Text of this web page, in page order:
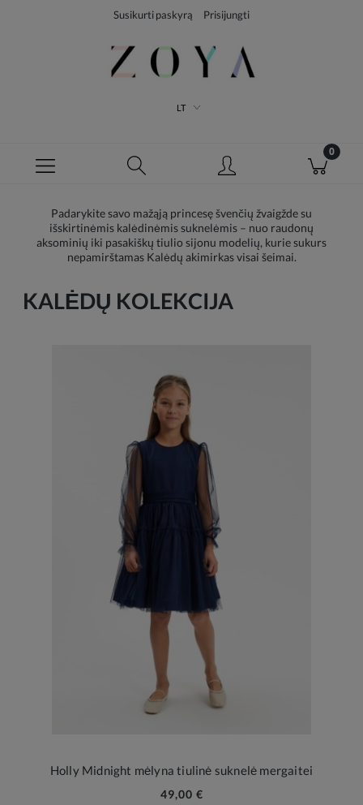
Susikurti paskyrą Prisijungti
LT
Padarykite savo mažąją princesę švenčių žvaigžde su
išskirtinėmis kalėdinėmis suknelėmis – nuo raudonų
aksominių iki pasakiškų tiulio sijonu modelių, kurie sukurs
nepamirštamas Kalėdų akimirkas visai šeimai.
KALĖDŲ KOLEKCIJA
Holly Midnight mėlyna tiulinė suknelė mergaitei
49,00 €